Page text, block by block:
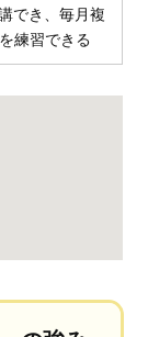
でき、毎月複
練習できる